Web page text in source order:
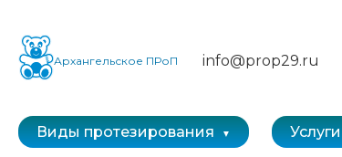
Архангельское ПРоП info@prop29.ru
Виды протезирования Услуги